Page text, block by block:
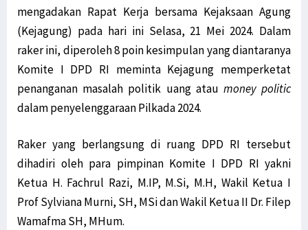
mengadakan Rapat Kerja bersama Kejaksaan Agung
(Kejagung) pada hari ini Selasa, 21 Mei 2024. Dalam
raker ini, diperoleh 8 poin kesimpulan yang diantaranya
Komite I DPD RI meminta Kejagung memperketat
penanganan masalah politik uang atau money politic
dalam penyelenggaraan Pilkada 2024.
Raker yang berlangsung di ruang DPD RI tersebut
dihadiri oleh para pimpinan Komite I DPD RI yakni
Ketua H. Fachrul Razi, M.IP, M.Si, M.H, Wakil Ketua I
Prof Sylviana Murni, SH, MSi dan Wakil Ketua II Dr. Filep
Wamafma SH, MHum.